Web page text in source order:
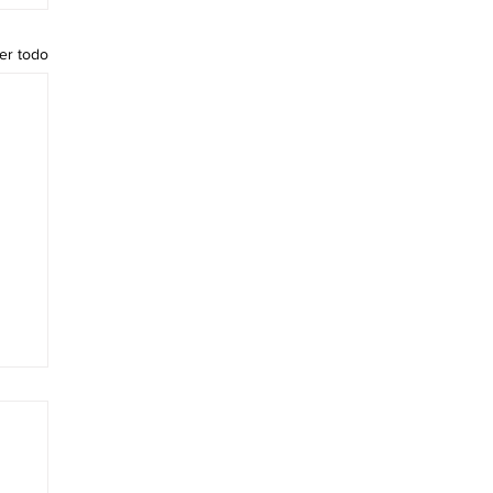
todo